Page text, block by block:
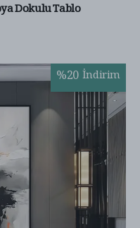
Dokulu Tablo
%20 İndirim